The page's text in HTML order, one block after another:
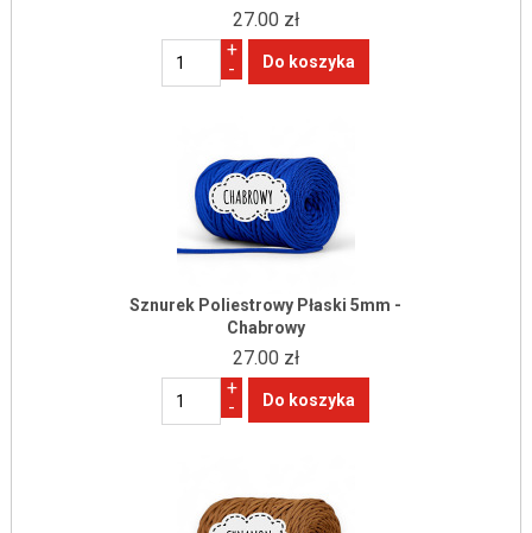
27.00 zł
+
-
Sznurek Poliestrowy Płaski 5mm -
Chabrowy
27.00 zł
+
-